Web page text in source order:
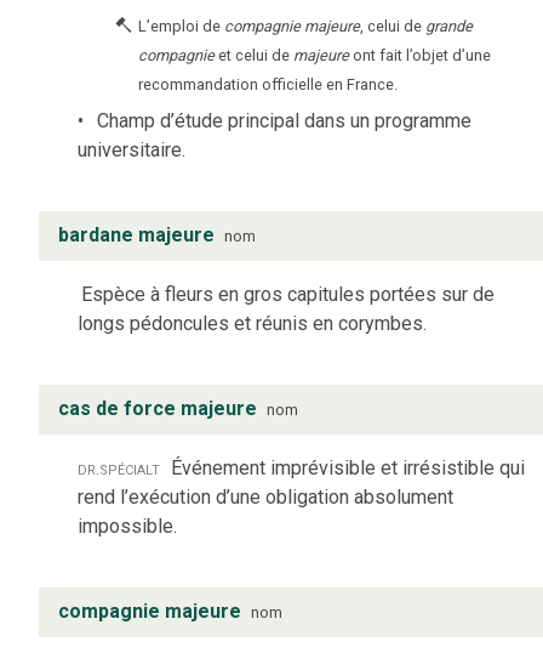
L’emploi de compagnie majeure, celui de grande
compagnie et celui de majeure ont fait l’objet d’une
recommandation officielle en France.
Champ d’étude principal dans un programme
universitaire.
bardane majeure nom
Espèce à fleurs en gros capitules portées sur de
longs pédoncules et réunis en corymbes.
cas de force majeure nom
dr.spécialt Événement imprévisible et irrésistible qui
rend l’exécution d’une obligation absolument
impossible.
compagnie majeure nom